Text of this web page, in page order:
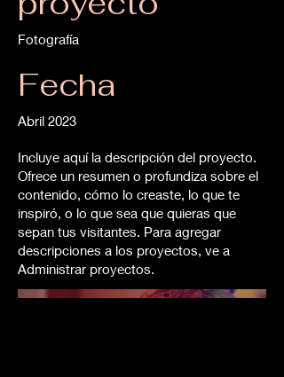
Fotografía
Fecha
Abril 2023
Incluye aquí la descripción del proyecto.
Ofrece un resumen o profundiza sobre el
contenido, cómo lo creaste, lo que te
inspiró, o lo que sea que quieras que
sepan tus visitantes. Para agregar
descripciones a los proyectos, ve a
Administrar proyectos.